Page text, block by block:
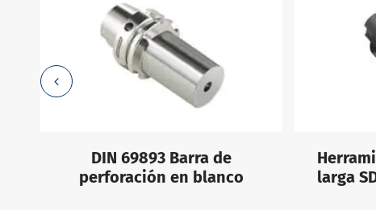
DIN 69893 Barra de
perforación en blanco
larga